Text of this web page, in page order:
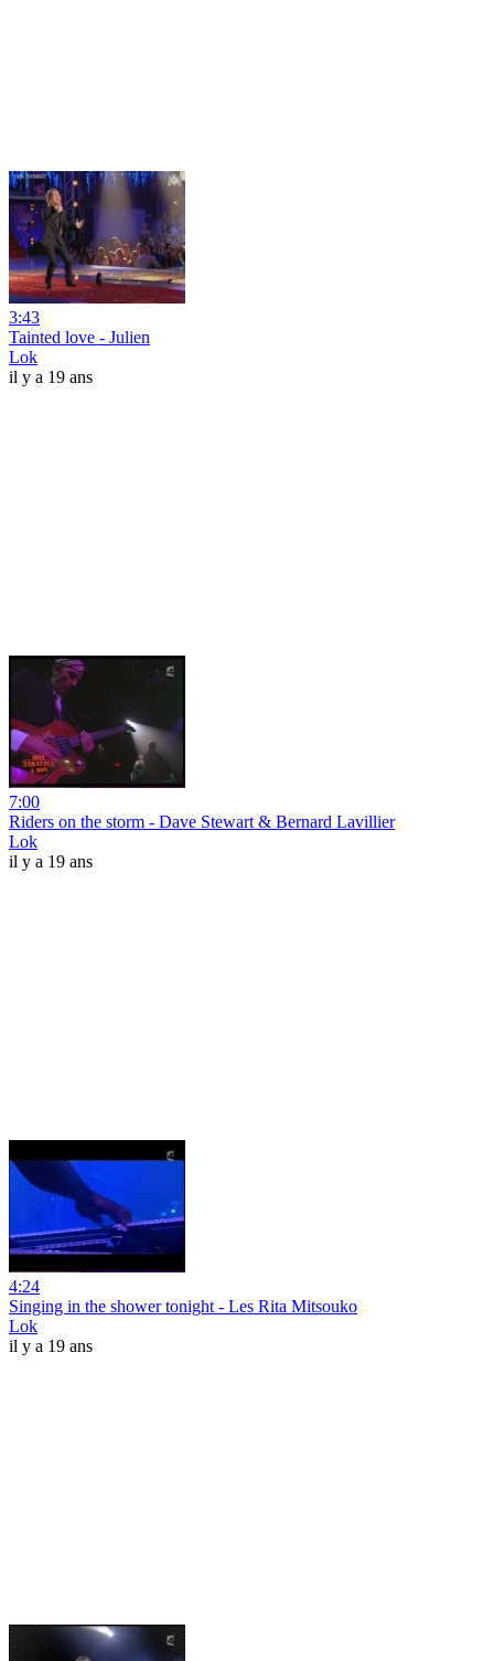
3:43
Tainted love - Julien
Lok
il y a 19 ans
7:00
Riders on the storm - Dave Stewart & Bernard Lavillier
Lok
il y a 19 ans
4:24
Singing in the shower tonight - Les Rita Mitsouko
Lok
il y a 19 ans